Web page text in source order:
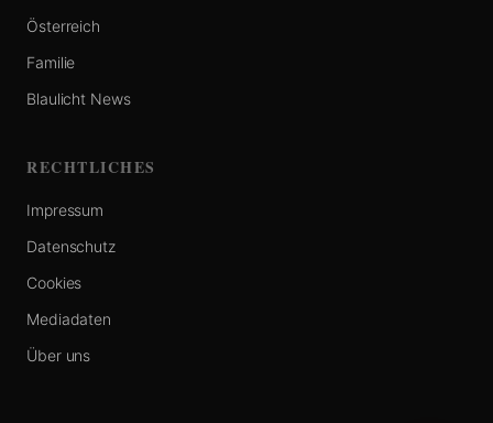
Österreich
Familie
Blaulicht News
RECHTLICHES
Impressum
Datenschutz
Cookies
Mediadaten
Über uns